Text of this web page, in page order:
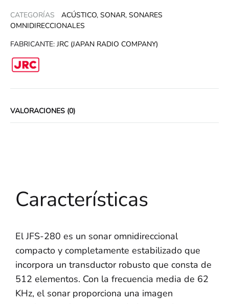
CATEGORÍAS ACÚSTICO, SONAR, SONARES
OMNIDIRECCIONALES
FABRICANTE: JRC (JAPAN RADIO COMPANY)
VALORACIONES (0)
Características
El JFS-280 es un sonar omnidireccional
compacto y completamente estabilizado que
incorpora un transductor robusto que consta de
512 elementos. Con la frecuencia media de 62
KHz, el sonar proporciona una imagen